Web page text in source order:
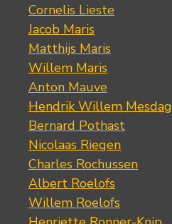
Cornelis Lieste
Jacob Maris
Matthijs Maris
Willem Maris
Anton Mauve
Hendrik Willem Mesdag
Bernard Pothast
Nicolaas Riegen
Charles Rochussen
Albert Roelofs
Willem Roelofs